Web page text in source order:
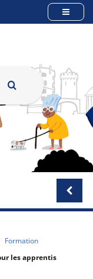
Formation
les apprentis